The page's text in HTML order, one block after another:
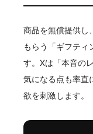
商品を無償提供し
もらう「ギフティ
す。Xは「本音の
気になる点も率直
欲を刺激します。